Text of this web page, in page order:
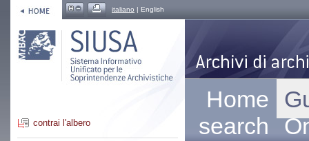
italiano | English
contrai l'albero
Home
search